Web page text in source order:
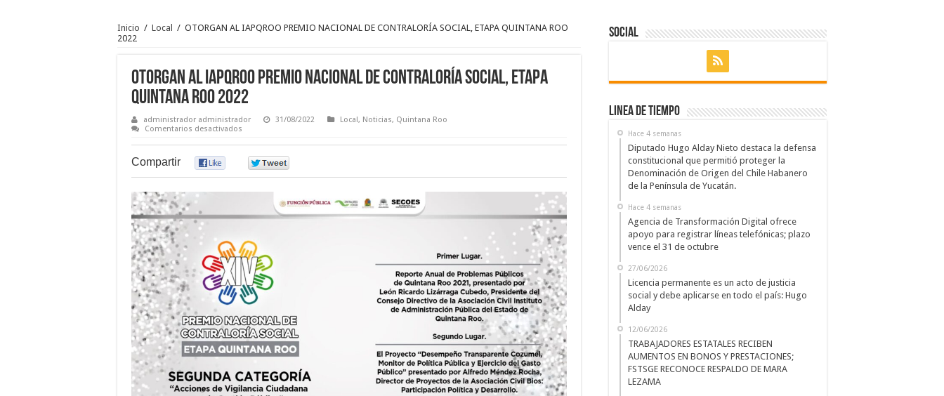
Inicio / Local / OTORGAN AL IAPQROO PREMIO NACIONAL DE CONTRALORÍA SOCIAL, ETAPA QUINTANA ROO
2022
OTORGAN AL IAPQROO PREMIO NACIONAL DE CONTRALORÍA SOCIAL, ETAPA
QUINTANA ROO 2022
administrador administrador 31/08/2022 Local, Noticias, Quintana Roo
Comentarios desactivados
AL
IAPQROO
PREMIO
CONTRALORÍA
QUINTANA
Compartir
Social
Linea de Tiempo
Hace 4 semanas
Diputado Hugo Alday Nieto destaca la defensa
constitucional que permitió proteger la
Denominación de Origen del Chile Habanero
de la Península de Yucatán.
Hace 4 semanas
Agencia de Transformación Digital ofrece
apoyo para registrar líneas telefónicas; plazo
vence el 31 de octubre
27/06/2026
Licencia permanente es un acto de justicia
social y debe aplicarse en todo el país: Hugo
Alday
12/06/2026
TRABAJADORES ESTATALES RECIBEN
AUMENTOS EN BONOS Y PRESTACIONES;
FSTSGE RECONOCE RESPALDO DE MARA
LEZAMA